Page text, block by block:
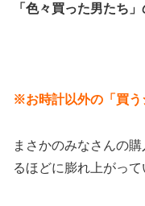
「色々買った男たち
※お時計以外の「買う
まさかのみなさんの
るほどに膨れ上がって